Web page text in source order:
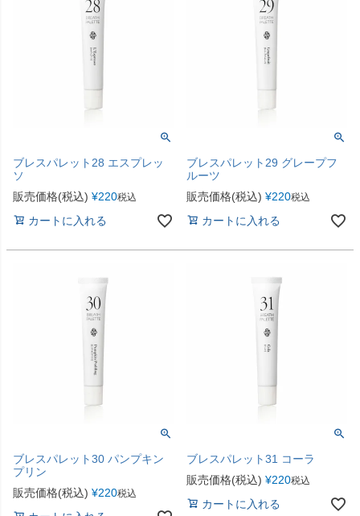
ブレスパレット28 エスプレッ
ソ
販売価格(税込) ¥220税込
カートに入れる
ブレスパレット29 グレープフ
ルーツ
販売価格(税込) ¥220税込
カートに入れる
ブレスパレット30 パンプキン
プリン
販売価格(税込) ¥220税込
ブレスパレット31 コーラ
販売価格(税込) ¥220税込
カートに入れる